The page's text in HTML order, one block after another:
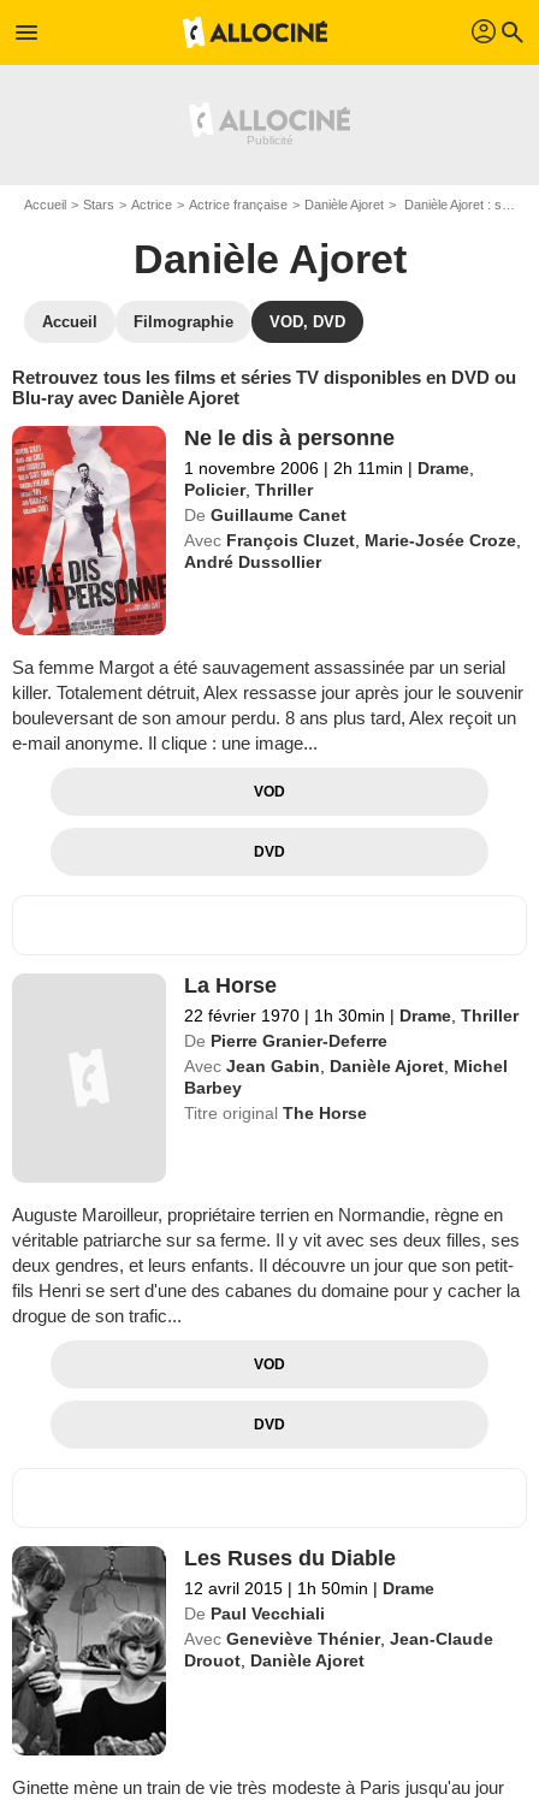
menu profil search
Accueil Stars Actrice Actrice française Danièle Ajoret Danièle Ajoret : ses Blu-Ray, DVD, VOD, SVOD
Danièle Ajoret
Accueil Filmographie VOD, DVD
Retrouvez tous les films et séries TV disponibles en DVD ou
Blu-ray avec Danièle Ajoret
Ne le dis à personne
1 novembre 2006 | 2h 11min | Drame
Policier,Thriller
De Guillaume Canet
Avec François Cluzet Marie-Josée Croze
André Dussollier
Sa femme Margot a été sauvagement assassinée par un serial
killer. Totalement détruit, Alex ressasse jour après jour le souvenir
bouleversant de son amour perdu. 8 ans plus tard, Alex reçoit un
e-mail anonyme. Il clique : une image...
VOD
DVD
La Horse
22 février 1970 | 1h 30min | Drame ,Thriller
De Pierre Granier-Deferre
Avec Jean Gabin Danièle Ajoret Michel
Barbey
Titre originalThe Horse
Auguste Maroilleur, propriétaire terrien en Normandie, règne en
véritable patriarche sur sa ferme. Il y vit avec ses deux filles, ses
deux gendres, et leurs enfants. Il découvre un jour que son petit-
fils Henri se sert d'une des cabanes du domaine pour y cacher la
drogue de son trafic...
VOD
DVD
Les Ruses du Diable
12 avril 2015 | 1h 50min | Drame
De Paul Vecchiali
Avec Geneviève Thénier,Jean-Claude
Drouot Danièle Ajoret
Ginette mène un train de vie très modeste à Paris jusqu'au jour